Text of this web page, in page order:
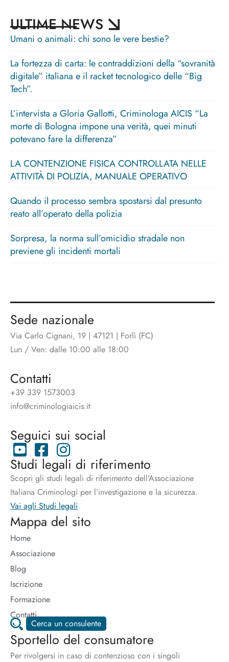
ULTIME NEWS
Umani o animali: chi sono le vere bestie?
La fortezza di carta: le contraddizioni della “sovranità
digitale” italiana e il racket tecnologico delle “Big
Tech”.
L’intervista a Gloria Gallotti, Criminologa AICIS “La
morte di Bologna impone una verità, quei minuti
potevano fare la differenza”
LA CONTENZIONE FISICA CONTROLLATA NELLE
ATTIVITÀ DI POLIZIA, MANUALE OPERATIVO
Quando il processo sembra spostarsi dal presunto
reato all’operato della polizia
Sorpresa, la norma sull’omicidio stradale non
previene gli incidenti mortali
Sede nazionale
Via Carlo Cignani, 19 | 47121 | Forlì (FC)
Lun / Ven: dalle 10:00 alle 18:00
Contatti
+39 339 1573003
info@criminologiaicis.it
Seguici sui social
Studi legali di riferimento
Scopri gli studi legali di riferimento dell’Associazione
Italiana Criminologi per l’investigazione e la sicurezza.
Vai agli Studi legali
Mappa del sito
Home
Associazione
Blog
Iscrizione
Formazione
Contatti
Cerca un consulente
Sportello del consumatore
Per rivolgersi in caso di contenzioso con i singoli